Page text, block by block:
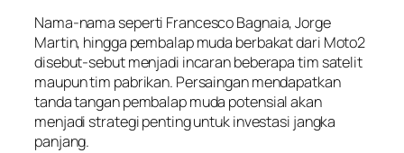
Nama-nama seperti Francesco Bagnaia, Jorge
Martin, hingga pembalap muda berbakat dari Moto2
disebut-sebut menjadi incaran beberapa tim satelit
maupun tim pabrikan. Persaingan mendapatkan
tanda tangan pembalap muda potensial akan
menjadi strategi penting untuk investasi jangka
panjang.